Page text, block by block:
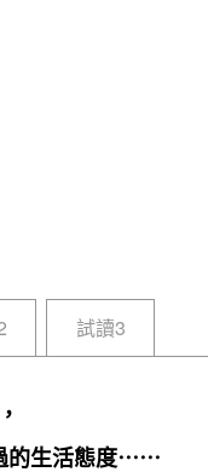
試讀3
的生活態度⋯⋯